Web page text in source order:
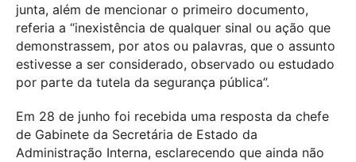
junta, além de mencionar o primeiro documento,
referia a “inexistência de qualquer sinal ou ação que
demonstrassem, por atos ou palavras, que o assunto
estivesse a ser considerado, observado ou estudado
por parte da tutela da segurança pública”.
Em 28 de junho foi recebida uma resposta da chefe
de Gabinete da Secretária de Estado da
Administração Interna, esclarecendo que ainda não